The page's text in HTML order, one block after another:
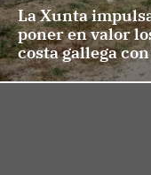
La Xunta
poner en valor
costa gallega